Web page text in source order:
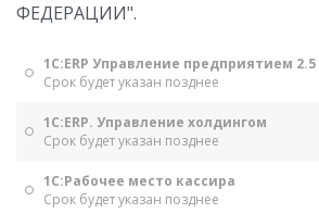
ФЕДЕРАЦИИ".
1С:ERP Управление предприятием 2.5
Срок будет указан позднее
1С:ERP. Управление холдингом
Срок будет указан позднее
1С:Рабочее место кассира
Срок будет указан позднее